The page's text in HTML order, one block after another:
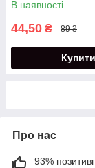
В наявності
44,50 ₴ 89 ₴
Купити
Про нас
93%